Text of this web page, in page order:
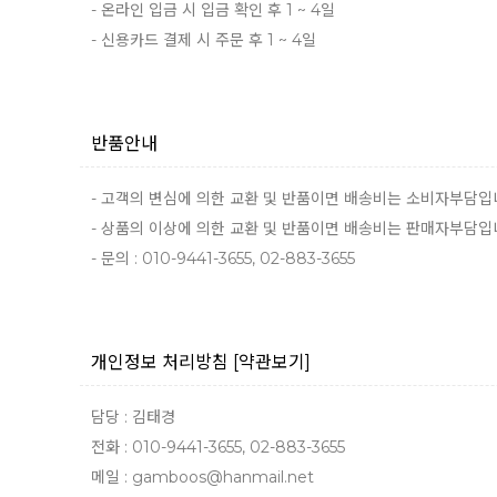
- 온라인 입금 시 입금 확인 후 1 ~ 4일
- 신용카드 결제 시 주문 후 1 ~ 4일
반품안내
- 고객의 변심에 의한 교환 및 반품이면 배송비는 소비자부담입
- 상품의 이상에 의한 교환 및 반품이면 배송비는 판매자부담입
- 문의 : 010-9441-3655, 02-883-3655
개인정보 처리방침 [약관보기]
담당 : 김태경
전화 : 010-9441-3655, 02-883-3655
메일 : gamboos@hanmail.net